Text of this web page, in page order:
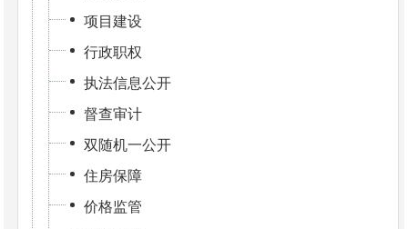
项目建设
行政职权
执法信息公开
督查审计
双随机一公开
住房保障
价格监管